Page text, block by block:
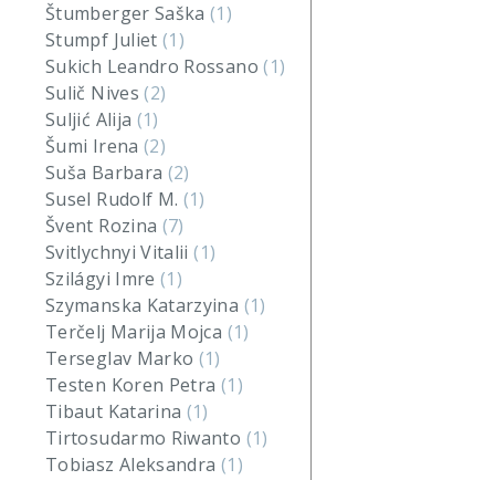
Štumberger Saška(1)
Stumpf Juliet(1)
Sukich Leandro Rossano(1)
Sulič Nives(2)
Suljić Alija (1)
Šumi Irena (2)
Suša Barbara (2)
Susel Rudolf M. (1)
Švent Rozina (7)
Svitlychnyi Vitalii(1)
Szilágyi Imre(1)
Szymanska Katarzyina (1)
Terčelj Marija Mojca (1)
Terseglav Marko (1)
Testen Koren Petra (1)
Tibaut Katarina (1)
Tirtosudarmo Riwanto (1)
Tobiasz Aleksandra (1)